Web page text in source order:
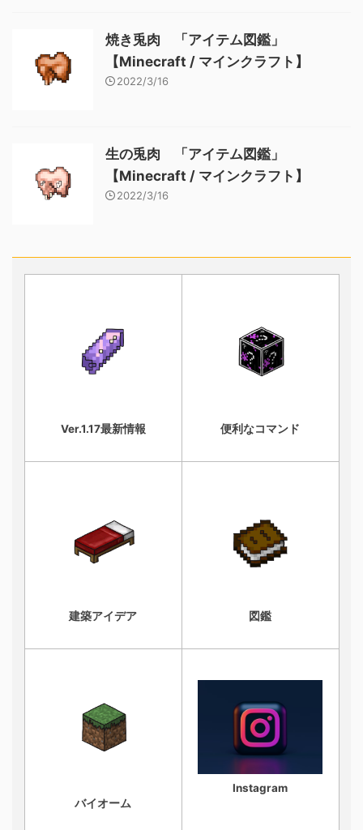
焼き兎肉 「アイテム図鑑」
【Minecraft / マインクラフト】
2022/3/16
生の兎肉 「アイテム図鑑」
【Minecraft / マインクラフト】
2022/3/16
Ver.1.17最新情報 便利なコマンド
建築アイデア 図鑑
バイオーム
Instagram